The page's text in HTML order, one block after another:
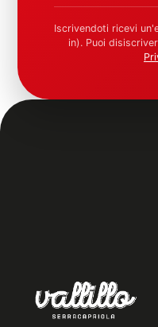
Iscrivendoti ricevi
in). Puoi